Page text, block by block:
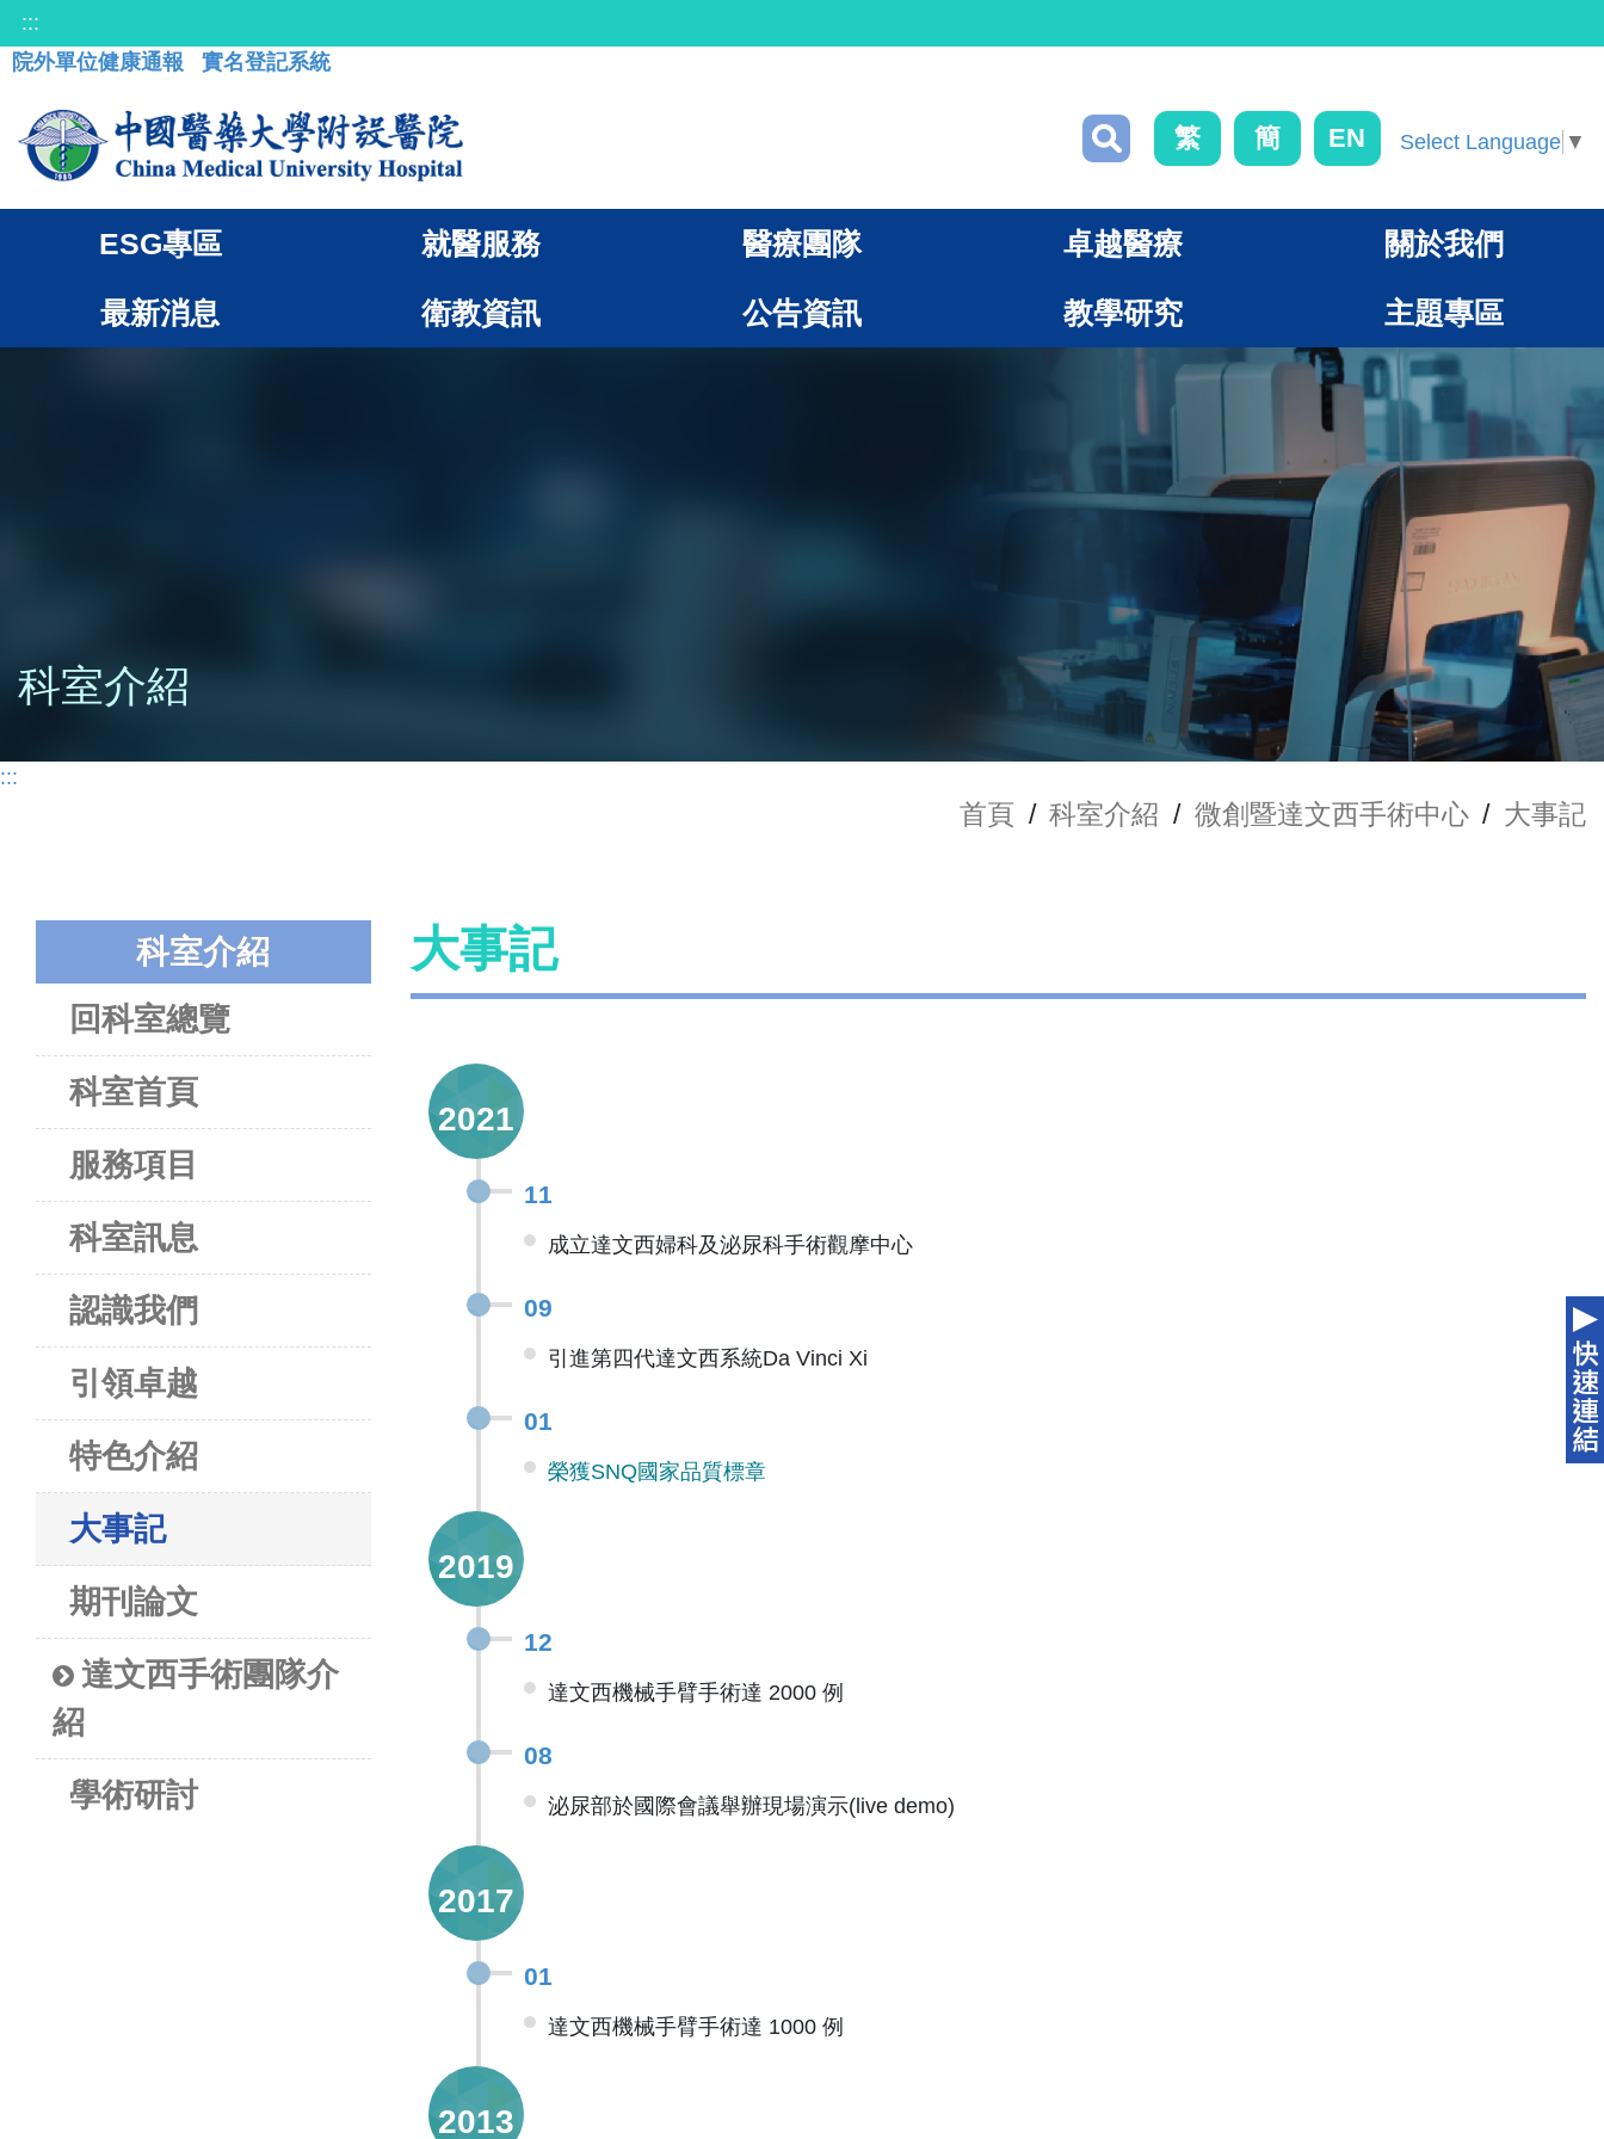
:::
院外單位健康通報
實名登記系統
繁 簡 EN Select Language ▼
ESG專區 就醫服務 醫療團隊 卓越醫療 關於我們
最新消息 衛教資訊 公告資訊 教學研究 主題專區
科室介紹
:::
首頁 / 科室介紹 / 微創暨達文西手術中心 / 大事記
科室介紹
回科室總覽
科室首頁
服務項目
科室訊息
認識我們
引領卓越
特色介紹
大事記
期刊論文
達文西手術團隊介
紹
學術研討
大事記
2021
11
成立達文西婦科及泌尿科手術觀摩中心
09
引進第四代達文西系統Da Vinci Xi
01
榮獲SNQ國家品質標章
2019
12
達文西機械手臂手術達 2000 例
08
泌尿部於國際會議舉辦現場演示(live demo)
2017
01
達文西機械手臂手術達 1000 例
2013